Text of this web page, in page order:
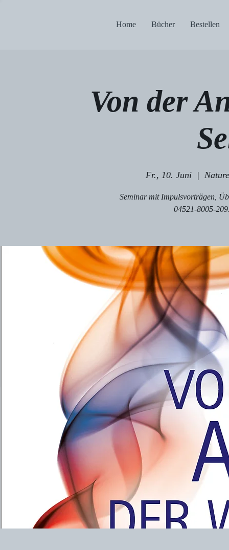
Home Bücher Bestellen
Von der
Fr., 10. Juni
  |
Seminar mit Impulsvorträgen,
04521-8005-